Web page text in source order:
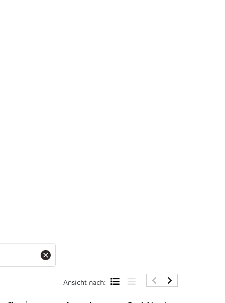
Ansicht nach: